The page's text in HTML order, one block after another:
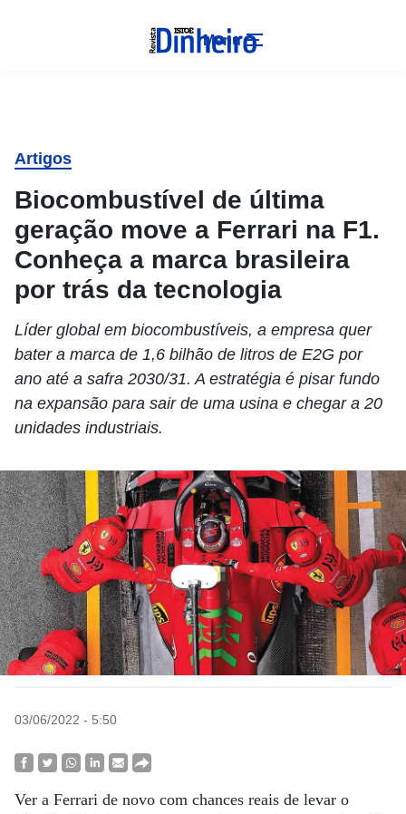
Menu
Artigos
Biocombustível de última
geração move a Ferrari na F1.
Conheça a marca brasileira
por trás da tecnologia
Líder global em biocombustíveis, a empresa quer
bater a marca de 1,6 bilhão de litros de E2G por
ano até a safra 2030/31. A estratégia é pisar fundo
na expansão para sair de uma usina e chegar a 20
unidades industriais.
03/06/2022 - 5:50
Ver a Ferrari de novo com chances reais de levar o